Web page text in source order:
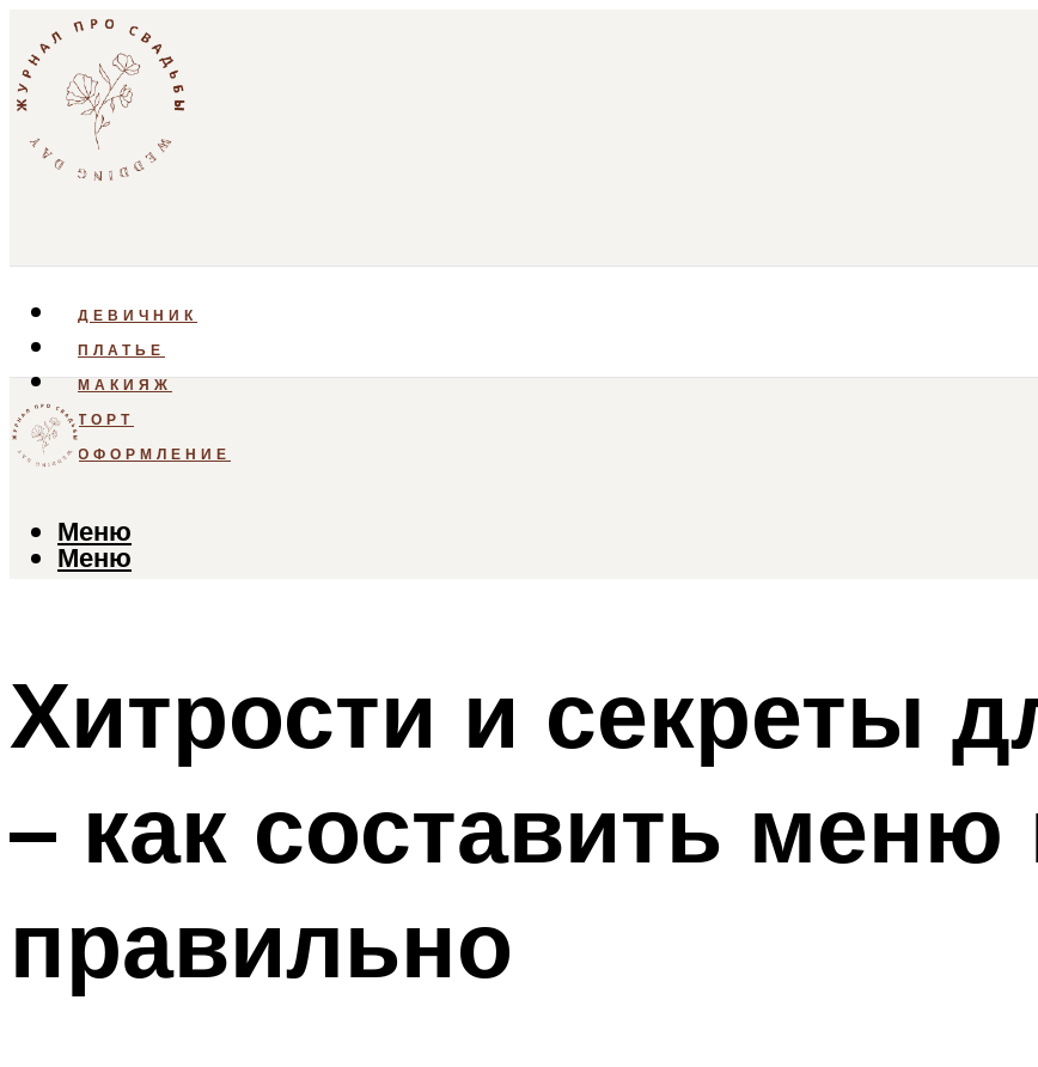
ДЕВИЧНИК
ПЛАТЬЕ
МАКИЯЖ
ТОРТ
ОФОРМЛЕНИЕ
Меню
Меню
Хитрости и секреты
– как составить
правильно